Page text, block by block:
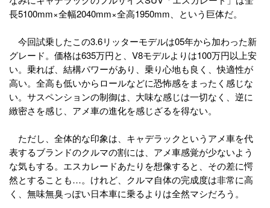
長5100mm×全幅2040mm×全高1950mm、という巨体だ。
今回試乗したこの3.6リッターモデルは05年から加わった新
グレード。価格は635万円と、V8モデルよりは100万円以上安
い。乗れば、結構パワーがあり、乗り心地も良く、快適性が
高い。全高も低いからロールなどに恐怖感をまったく感じな
い。サスペンションの制御は、大味な感じは一切なく、逆に
緻密さを感じ、アメ車の進化を感じざるを得ない。
ただし、全体的な印象は、キャデラックというアメ車を代
表するブランドのクルマの割には、アメ車感覚が少ないよう
な気もする。エスカレードあたりを想像すると、その差に愕
然とすることも…。けれど、クルマ自体の完成度は非常に高
く、無味無臭っぽい日本車に乗るよりは全然マシだろう。